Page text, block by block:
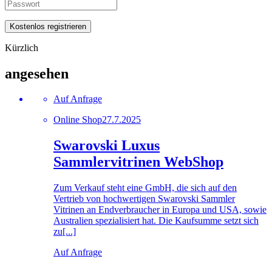
Kürzlich
angesehen
Auf Anfrage
Online Shop27.7.2025
Swarovski Luxus
Sammlervitrinen WebShop
Zum Verkauf steht eine GmbH, die sich auf den
Vertrieb von hochwertigen Swarovski Sammler
Vitrinen an Endverbraucher in Europa und USA, sowie
Australien spezialisiert hat. Die Kaufsumme setzt sich
zu[...]
Auf Anfrage